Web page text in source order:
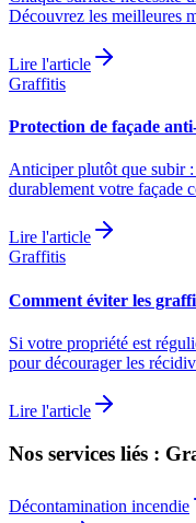
Découvrez les meilleures
Lire l'article
Graffitis
Protection de façade
Anticiper plutôt que subir
durablement votre façade
Lire l'article
Graffitis
Comment éviter les
Si votre propriété est
pour décourager les
Lire l'article
Nos services liés :
Décontamination incendie